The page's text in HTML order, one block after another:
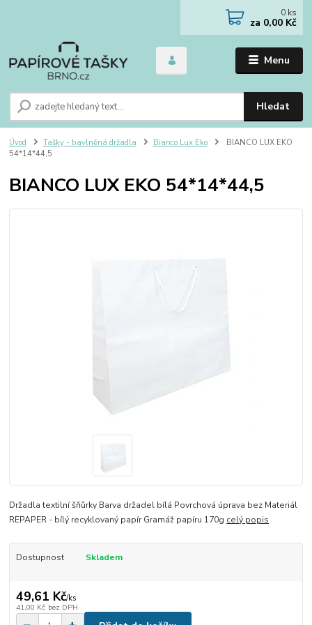
Menu
Hledat
0 ks
za 0,00 Kč
Úvod Tašky - bavlněná držadla Bianco Lux Eko
BIANCO LUX EKO
54*14*44,5
BIANCO LUX EKO 54*14*44,5
Držadla textilní šňůrky Barva držadel bílá Povrchová úprava bez Materiál
REPAPER - bílý recyklovaný papír Gramáž papíru 170g celý popis
Dostupnost Skladem
49,61 Kč/ks
41,00 Kč bez DPH